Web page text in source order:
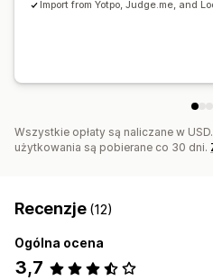
Import from Yotpo, Judge.me, and
Wszystkie opłaty są naliczane w
użytkowania są pobierane co 30 dni.
Recenzje (12)
Ogólna ocena
3,7